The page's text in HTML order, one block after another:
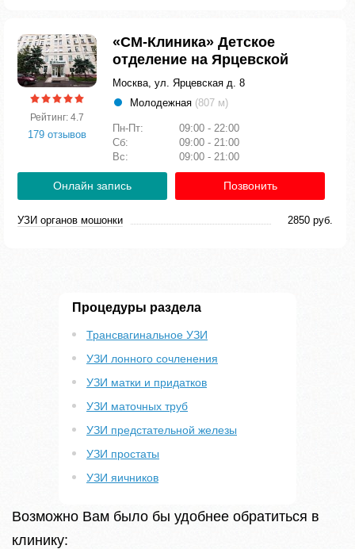
Рейтинг: 4.7
179 отзывов
«СМ-Клиника» Детское
отделение на Ярцевской
Москва, ул. Ярцевская д. 8
Молодежная (807 м)
Пн-Пт:
09:00 - 22:00
Сб:
09:00 - 21:00
Вс:
09:00 - 21:00
Онлайн запись Позвонить
УЗИ органов мошонки 2850 руб.
Процедуры раздела
Трансвагинальное УЗИ
УЗИ лонного сочленения
УЗИ матки и придатков
УЗИ маточных труб
УЗИ предстательной железы
УЗИ простаты
УЗИ яичников
Возможно Вам было бы удобнее обратиться в
клинику: